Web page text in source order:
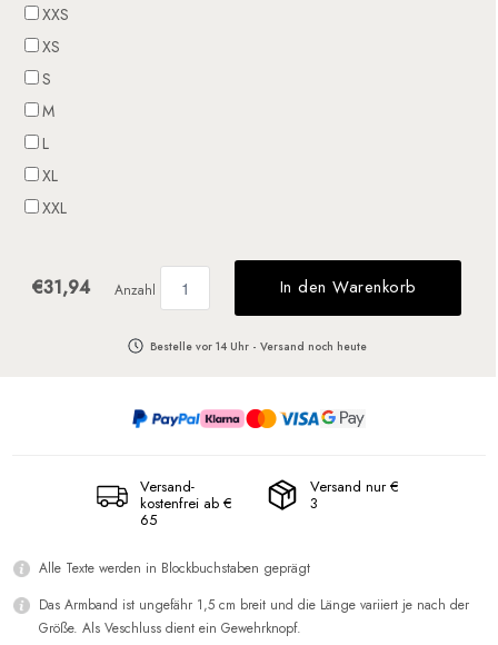
XXS
XS
S
M
L
XL
XXL
€31,94 Anzahl In den Warenkorb
Bestelle vor 14 Uhr - Versand noch heute
Versand-
kostenfrei ab €
65
Versand nur €
3
Alle Texte werden in Blockbuchstaben geprägt
Das Armband ist ungefähr 1,5 cm breit und die Länge variiert je nach der
Größe. Als Veschluss dient ein Gewehrknopf.